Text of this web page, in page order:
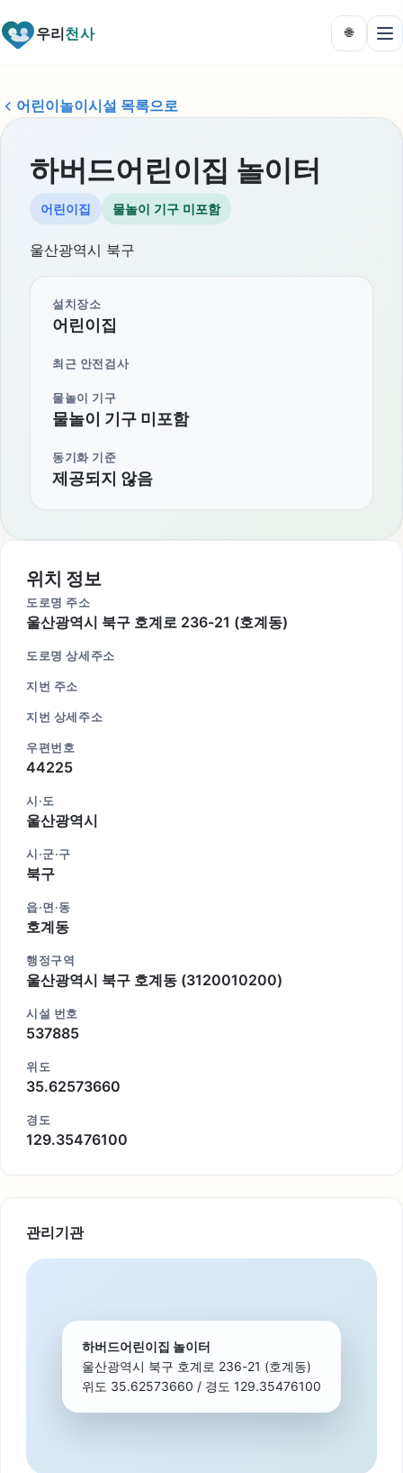
우리천사 🌐
어린이놀이시설 목록으로
하버드어린이집 놀이터
어린이집 물놀이 기구 미포함
울산광역시 북구
설치장소
어린이집
최근 안전검사
물놀이 기구
물놀이 기구 미포함
동기화 기준
제공되지 않음
위치 정보
도로명 주소
울산광역시 북구 호계로 236-21 (호계동)
도로명 상세주소
지번 주소
지번 상세주소
우편번호
44225
시·도
울산광역시
시·군·구
북구
읍·면·동
호계동
행정구역
울산광역시 북구 호계동 (3120010200)
시설 번호
537885
위도
35.62573660
경도
129.35476100
관리기관
하버드어린이집 놀이터
울산광역시 북구 호계로 236-21 (호계동)
위도 35.62573660 / 경도 129.35476100